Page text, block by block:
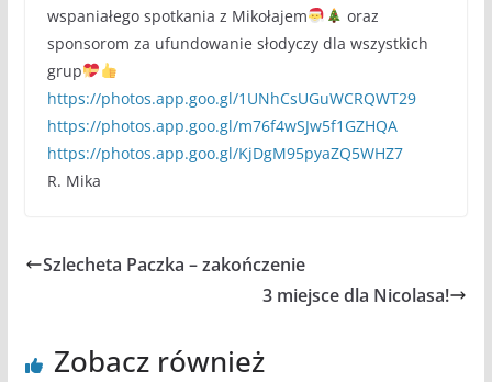
wspaniałego spotkania z Mikołajem
oraz
sponsorom za ufundowanie słodyczy dla wszystkich
grup
https://photos.app.goo.gl/1UNhCsUGuWCRQWT29
https://photos.app.goo.gl/m76f4wSJw5f1GZHQA
https://photos.app.goo.gl/KjDgM95pyaZQ5WHZ7
R. Mika
Szlecheta Paczka – zakończenie
3 miejsce dla Nicolasa!
Zobacz również